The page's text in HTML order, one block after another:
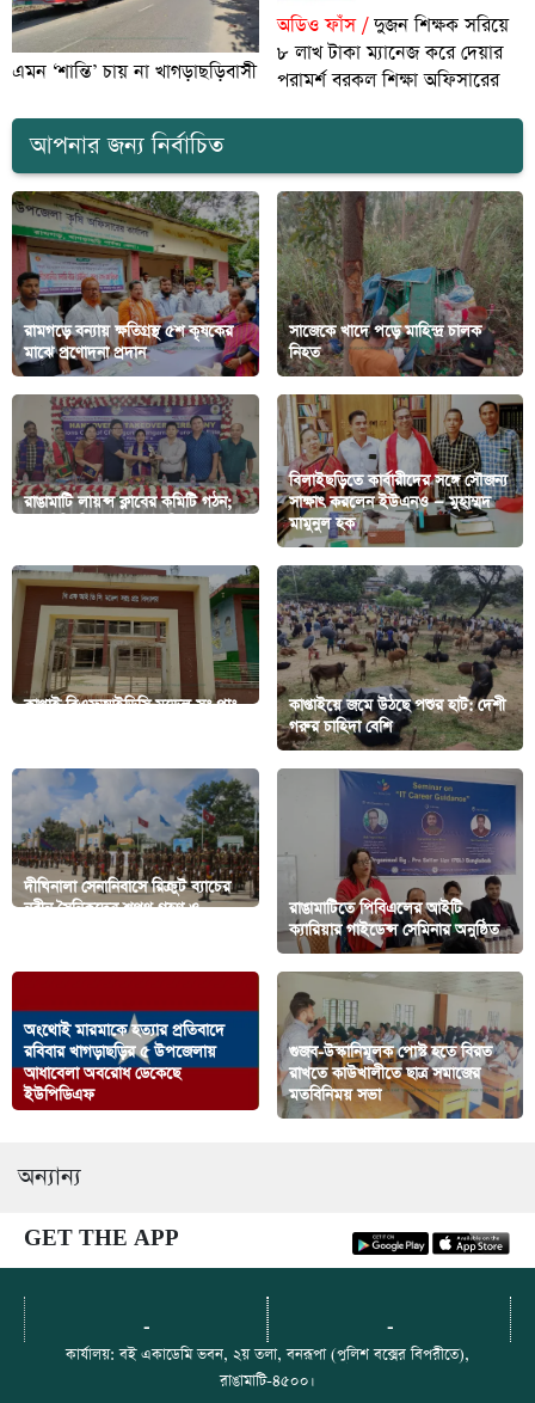
এমন ‘শান্তি’ চায় না খাগড়াছড়িবাসী
অডিও ফাঁস /দুজন শিক্ষক সরিয়ে
৮ লাখ টাকা ম্যানেজ করে দেয়ার
পরামর্শ বরকল শিক্ষা অফিসারের
আপনার জন্য নির্বাচিত
রামগড়ে বন্যায় ক্ষতিগ্রস্থ ৫শ কৃষকের
মাঝে প্রণোদনা প্রদান
সাজেকে খাদে পড়ে মাহিন্দ্র চালক
নিহত
রাঙামাটি লায়ন্স ক্লাবের কমিটি গঠন;
বিলাইছড়িতে কার্বারীদের সঙ্গে সৌজন্য
সাক্ষাৎ করলেন ইউএনও — মুহাম্মদ
মামুনুল হক
কাপ্তাই বিএফআইডিসি মডেল সঃ প্রাঃ
কাপ্তাইয়ে জমে উঠছে পশুর হাট: দেশী
গরুর চাহিদা বেশি
দীঘিনালা সেনানিবাসে রিক্রুট ব্যাচের
নবীন সৈনিকদের শপথ গ্রহণ ও
রাঙামাটিতে পিবিএলের আইটি
ক্যারিয়ার গাইডেন্স সেমিনার অনুষ্ঠিত
অংথোই মারমাকে হত্যার প্রতিবাদে
রবিবার খাগড়াছড়ির ৫ উপজেলায়
আধাবেলা অবরোধ ডেকেছে
ইউপিডিএফ
গুজব-উস্কানিমূলক পোস্ট হতে বিরত
রাখতে কাউখালীতে ছাত্র সমাজের
মতবিনিময় সভা
অন্যান্য
GET THE APP
- -
কার্যালয়: বই একাডেমি ভবন, ২য় তলা, বনরূপা (পুলিশ বক্সের বিপরীতে),
রাঙামাটি-৪৫০০।